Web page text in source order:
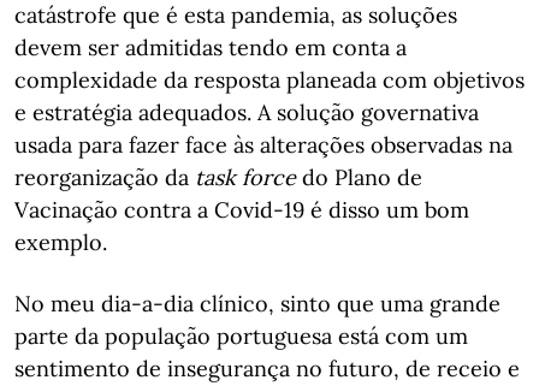
catástrofe que é esta pandemia, as soluções
devem ser admitidas tendo em conta a
complexidade da resposta planeada com objetivos
e estratégia adequados. A solução governativa
usada para fazer face às alterações observadas na
reorganização da task forcedo Plano de
Vacinação contra a Covid-19 é disso um bom
exemplo.
No meu dia-a-dia clínico, sinto que uma grande
parte da população portuguesa está com um
sentimento de insegurança no futuro, de receio e